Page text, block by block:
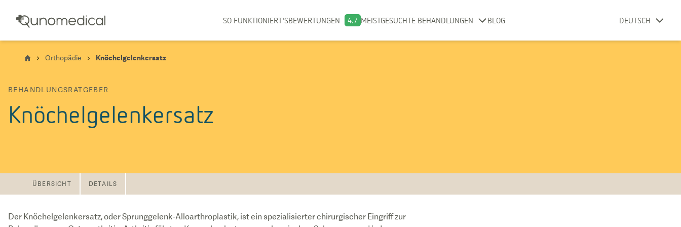
SO FUNKTIONIERT'SBEWERTUNGEN 4.7 MEISTGESUCHTE BEHANDLUNGEN BLOG DEUTSCH
Orthopädie Knöchelgelenkersatz
BEHANDLUNGSRATGEBER
Knöchelgelenkersatz
ÜBERSICHT DETAILS
Der Knöchelgelenkersatz, oder Sprunggelenk-Alloarthroplastik, ist ein spezialisierter chirurgischer Eingriff zur